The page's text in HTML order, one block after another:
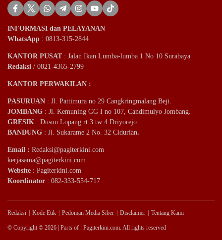
INFORMASI dan PELAYANAN
WhatsApp : 0813-315-2844
KANTOR PUSAT: Jalan Ikan Lumba-lumba 1 No 10 Surabaya
Redaksi / 0821-4365-2799
KANTOR PERWAKILAN :
PASURUAN : Jl. Pattimura no 29 Cangkringmalang Beji.
JOMBANG : Jl. Kemuning GG I no 107, Candimulyo Jombang.
GRESIK : Dusun Lopang rt 3 tw 4 Driyorejo.
BANDUNG : Jl. Sukarame 2 No. 32 Cidurian.
Email : Redaksi@pagiterkini.com
kerjasama@pagiterkini.com
Website : Pagiterkini.com
Koordinator : 082-333-554-717
Redaksi Kode Etik Pedoman Media Siber Disclaimer Tentang Kami
© Copyright © 2026 | Parts of : Pagiterkini.com. All rights reserved